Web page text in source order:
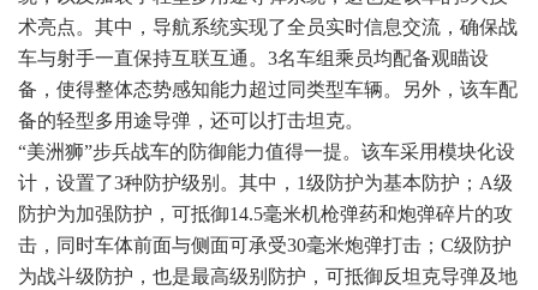
术亮点。其中，导航系统实现了全员实时信息交流，确保战
车与射手一直保持互联互通。3名车组乘员均配备观瞄设
备，使得整体态势感知能力超过同类型车辆。另外，该车配
备的轻型多用途导弹，还可以打击坦克。
“美洲狮”步兵战车的防御能力值得一提。该车采用模块化设
计，设置了3种防护级别。其中，1级防护为基本防护；A级
防护为加强防护，可抵御14.5毫米机枪弹药和炮弹碎片的攻
击，同时车体前面与侧面可承受30毫米炮弹打击；C级防护
为战斗级防护，也是最高级别防护，可抵御反坦克导弹及地